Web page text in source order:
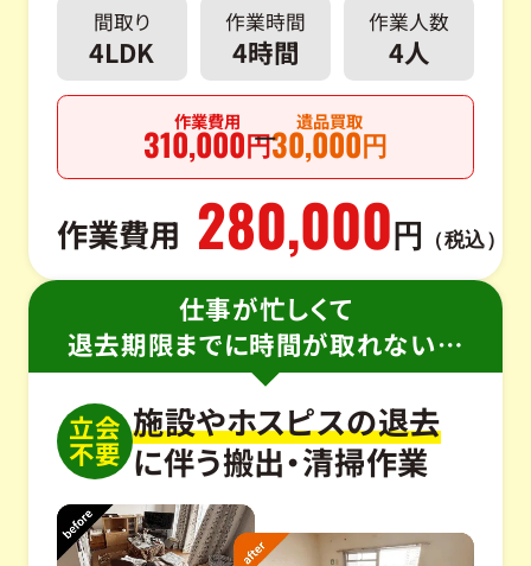
間取り
4LDK
作業時間
4時間
作業人数
4人
作業費用
310,000 円
遺品買取
30,000円
作業費用 280,000 円 （税込）
仕事が忙しくて
退去期限までに時間が取れない…
立会
不要
施設やホスピスの退去
に伴う搬出・清掃作業